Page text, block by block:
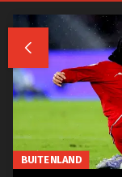

BUITENLAND